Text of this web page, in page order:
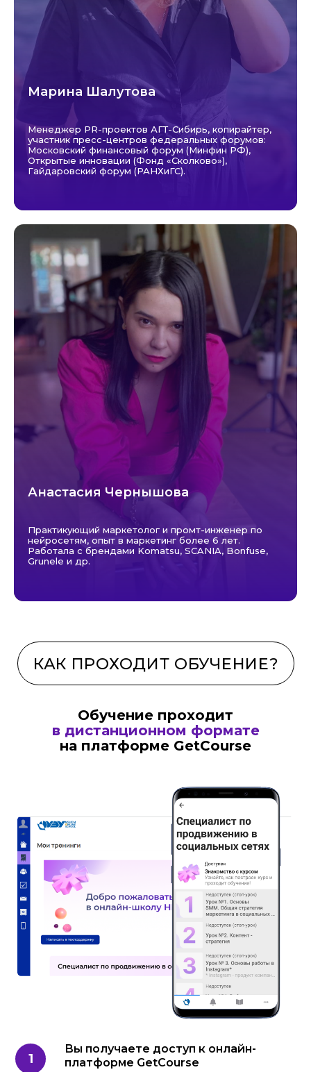
Марина Шалутова
Менеджер PR-проектов АГТ-Сибирь, копирайтер,
участник пресс-центров федеральных форумов:
Московский финансовый форум (Минфин РФ),
Открытые инновации (Фонд «Сколково»),
Гайдаровский форум (РАНХиГС).
Анастасия Чернышова
Практикующий маркетолог и промт-инженер по
нейросетям, опыт в маркетинг более 6 лет.
Работала с брендами Komatsu, SCANIA, Bonfuse,
Grunele и др.
Обучение проходит
в дистанционном формате
на платформе GetCоurse
Вы получаете доступ к онлайн-
платформе GetCоurse
СТОИМОСТЬ ОБУЧЕНИЯ
Специальное предложение
полный курс всего 8 000 ₽!
Учиться с экономией 46%
ОТЗЫВЫ ВЫПУСКНИКОВ